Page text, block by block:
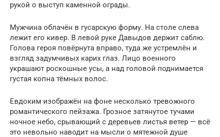
рукой о выступ каменной ограды.
Мужчина облачён в гусарскую форму. На столе слева
лежит его кивер. В левой руке Давыдов держит саблю.
Голова героя повёрнута вправо, туда же устремлён и
взгляд задумчивых карих глаз. Лицо военного
украшают роскошные усы, а над головой поднимается
густая копна тёмных волос.
Евдоким изображён на фоне несколько тревожного
романтического пейзажа. Грозное затянутое тучами
ночное небо, срывающий с деревьев листья ветер — всё
это невольно наводит на мысли о мятежной душе